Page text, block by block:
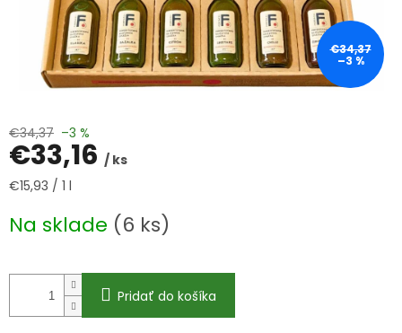
€34,37
–3 %
€34,37 –3 %
€33,16 / ks
Jednotková
€15,93 / 1 l
Na sklade (6 ks)
Pridať do košíka